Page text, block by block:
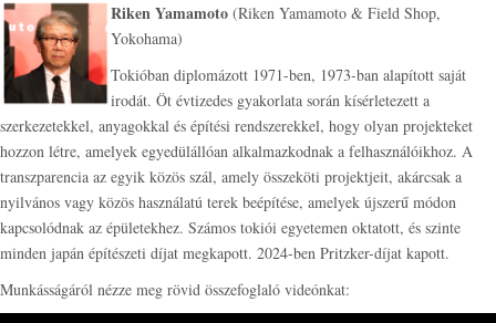
Riken Yamamoto (Riken Yamamoto & Field Shop,
Yokohama)
Tokióban diplomázott 1971-ben, 1973-ban alapított saját
irodát. Öt évtizedes gyakorlata során kísérletezett a
szerkezetekkel, anyagokkal és építési rendszerekkel, hogy olyan projekteket
hozzon létre, amelyek egyedülállóan alkalmazkodnak a felhasználóikhoz. A
transzparencia az egyik közös szál, amely összeköti projektjeit, akárcsak a
nyilvános vagy közös használatú terek beépítése, amelyek újszerű módon
kapcsolódnak az épületekhez. Számos tokiói egyetemen oktatott, és szinte
minden japán építészeti díjat megkapott. 2024-ben Pritzker-díjat kapott.
Munkásságáról nézze meg rövid összefoglaló videónkat: